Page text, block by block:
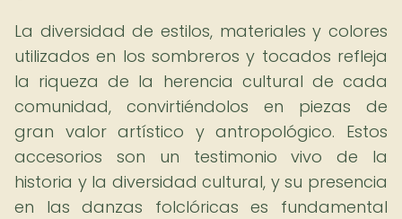
La diversidad de estilos, materiales y colores
utilizados en los sombreros y tocados refleja
la riqueza de la herencia cultural de cada
comunidad, convirtiéndolos en piezas de
gran valor artístico y antropológico. Estos
accesorios son un testimonio vivo de la
historia y la diversidad cultural, y su presencia
en las danzas folclóricas es fundamental